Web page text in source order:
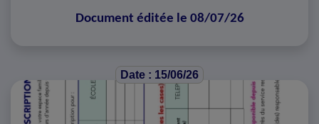
Document éditée le 08/07/26
Date : 15/06/26